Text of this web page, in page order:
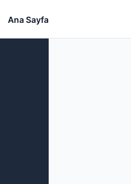
Ana Sayfa